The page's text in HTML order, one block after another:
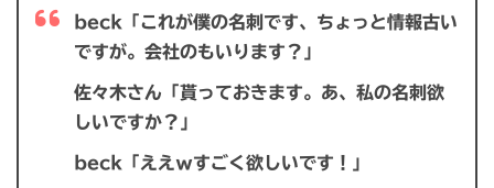
beck「これが僕の名刺です、ちょっと情報古い
ですが。会社のもいります？」
佐々木さん「貰っておきます。あ、私の名刺欲
しいですか？」
beck「ええｗすごく欲しいです！」